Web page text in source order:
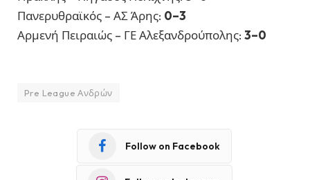
Πανερυθραϊκός – ΑΣ Άρης: 0–3
Αρμενή Πειραιώς – ΓΕ Αλεξανδρούπολης: 3–0
Pre League Ανδρών
Follow on Facebook